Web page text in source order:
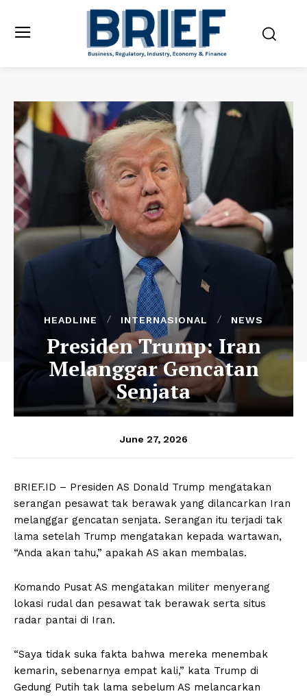
HEADLINE INTERNASIONAL NEWS
Presiden Trump: Iran
Melanggar Gencatan
Senjata
June 27, 2026
BRIEF.ID – Presiden AS Donald Trump mengatakan
serangan pesawat tak berawak yang dilancarkan Iran
melanggar gencatan senjata. Serangan itu terjadi tak
lama setelah Trump mengatakan kepada wartawan,
“Anda akan tahu,” apakah AS akan membalas.
Komando Pusat AS mengatakan militer menyerang
lokasi rudal dan pesawat tak berawak serta situs
radar pantai di Iran.
“Saya tidak suka fakta bahwa mereka menembak
kemarin, sebenarnya empat kali,” kata Trump di
Gedung Putih tak lama sebelum AS melancarkan